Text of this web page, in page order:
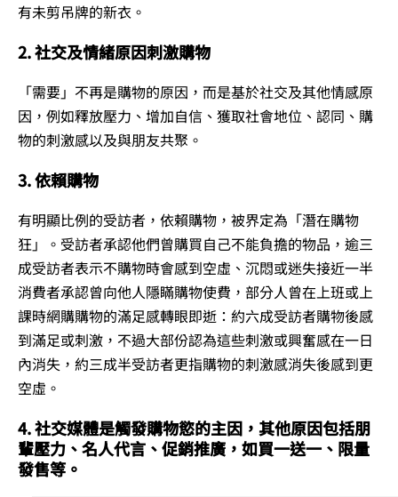
有未剪吊牌的新衣。
2. 社交及情緒原因刺激購物
「需要」不再是購物的原因，而是基於社交及其他情感原
因，例如釋放壓力、增加自信、獲取社會地位、認同、購
物的刺激感以及與朋友共聚。
3. 依賴購物
有明顯比例的受訪者，依賴購物，被界定為「潛在購物
狂」。受訪者承認他們曾購買自己不能負擔的物品，逾三
成受訪者表示不購物時會感到空虛、沉悶或迷失接近一半
消費者承認曾向他人隱瞞購物使費，部分人曾在上班或上
課時網購購物的滿足感轉眼即逝：約六成受訪者購物後感
到滿足或刺激，不過大部份認為這些刺激或興奮感在一日
內消失，約三成半受訪者更指購物的刺激感消失後感到更
空虛。
4. 社交媒體是觸發購物慾的主因，其他原因包括朋
輩壓力、名人代言、促銷推廣，如買一送一、限量
發售等。